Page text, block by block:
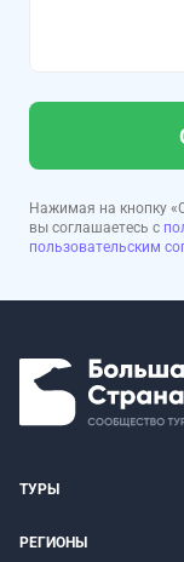
Нажимая на кнопку
вы соглашаетесь с
пользовательским
ТУРЫ
РЕГИОНЫ